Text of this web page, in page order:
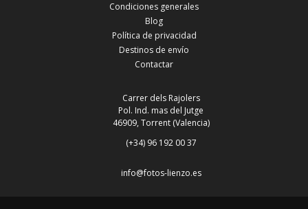
Condiciones generales
Blog
Política de privacidad
Destinos de envío
Contactar
Carrer dels Rajolers
Pol. Ind. mas del Jutge
46909, Torrent (Valencia)
(+34) 96 192 00 37
info@fotos-lienzo.es